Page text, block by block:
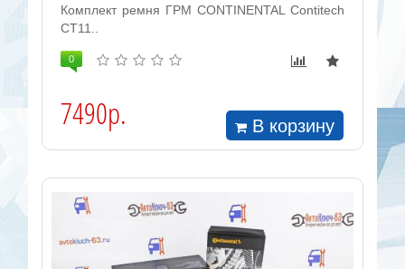
Комплект ремня ГРМ CONTINENTAL Contitech
CT11..
0
7490р. В корзину